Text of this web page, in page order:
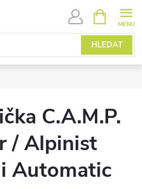
HLEDAT
NÁKUPNÍ
KOŠÍK
C.A.M.P.
/ Alpinist
Automatic